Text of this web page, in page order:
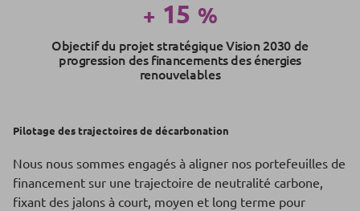
+ 15 %
Objectif du projet stratégique Vision 2030 de
progression des financements des énergies
renouvelables
Pilotage des trajectoires de décarbonation
Nous nous sommes engagés à aligner nos portefeuilles de
financement sur une trajectoire de neutralité carbone,
fixant des jalons à court, moyen et long terme pour